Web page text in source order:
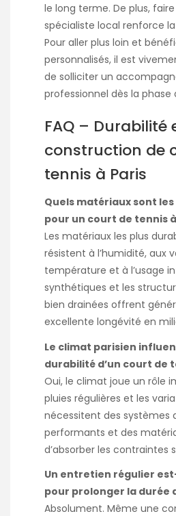
le long terme. De plus,
spécialiste local renforce
Pour aller plus loin et
personnalisés, il est
de solliciter un
professionnel dès la phase
FAQ – Durabilité
construction de
tennis à Paris
Quels matériaux sont
pour un court de tennis à
Les matériaux les plus
résistent à l’humidité, aux
température et à l’usage
synthétiques et les
bien drainées offrent
excellente longévité en
Le climat parisien
durabilité d’un court de
Oui, le climat joue un rôle
pluies régulières et les
nécessitent des systèmes
performants et des
d’absorber les contraintes
Un entretien régulier
pour prolonger la durée
Absolument. Même une